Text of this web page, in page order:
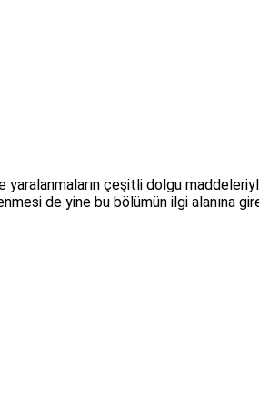
yaralanmaların çeşitli dolgu
de yine bu bölümün ilgi alanına